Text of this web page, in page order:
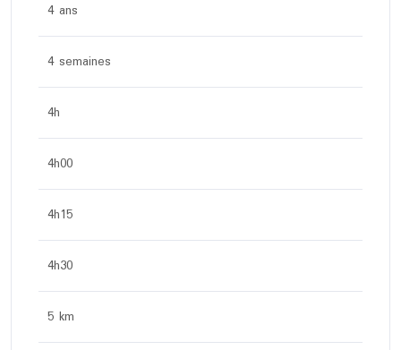
4 ans
4 semaines
4h
4h00
4h15
4h30
5 km